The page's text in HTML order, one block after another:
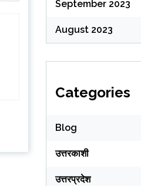
September 2023
August 2023
Categories
Blog
उत्तरकाशी
उत्तरप्रदेश